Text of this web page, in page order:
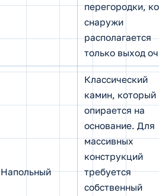
перегородки,
снаружи
располагается
только выход
Напольный
Классический
камин, который
опирается на
основание. Для
массивных
конструкций
требуется
собственный